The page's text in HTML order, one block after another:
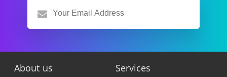
About us Services